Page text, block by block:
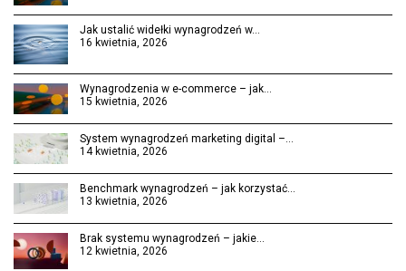
Jak ustalić widełki wynagrodzeń w…
16 kwietnia, 2026
Wynagrodzenia w e-commerce – jak…
15 kwietnia, 2026
System wynagrodzeń marketing digital –…
14 kwietnia, 2026
Benchmark wynagrodzeń – jak korzystać…
13 kwietnia, 2026
Brak systemu wynagrodzeń – jakie…
12 kwietnia, 2026